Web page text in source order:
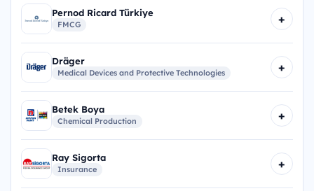
Pernod Ricard Türkiye
FMCG +
Dräger
Medical Devices and Protective Technologies +
Betek Boya
Chemical Production +
Ray Sigorta
Insurance +